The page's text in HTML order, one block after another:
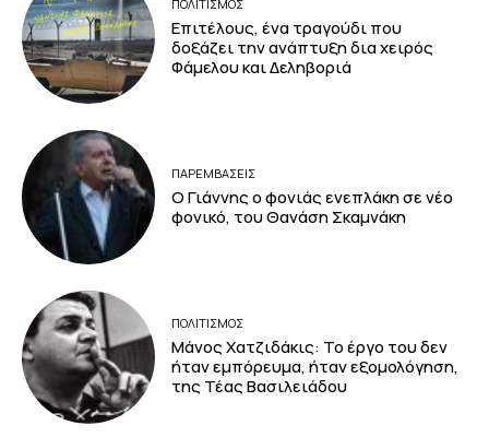
ΠΟΛΙΤΙΣΜΟΣ
Επιτέλους, ένα τραγούδι που
δοξάζει την ανάπτυξη δια χειρός
Φάμελου και Δεληβοριά
ΠΑΡΕΜΒΑΣΕΙΣ
Ο Γιάννης ο φονιάς ενεπλάκη σε νέο
φονικό, του Θανάση Σκαμνάκη
ΠΟΛΙΤΙΣΜΟΣ
Μάνος Χατζιδάκις: Το έργο του δεν
ήταν εμπόρευμα, ήταν εξομολόγηση,
της Τέας Βασιλειάδου